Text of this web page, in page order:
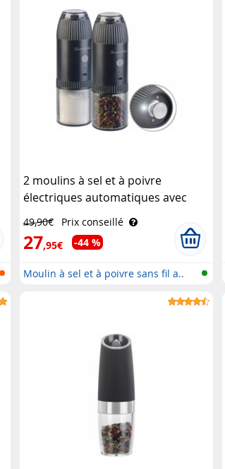
2 moulins à sel et à poivre
électriques automatiques avec
LED Rosenstein & Söhne
49,90€ Prix conseillé
27,95€ -44 %
Moulin à sel et à poivre sans fil a..